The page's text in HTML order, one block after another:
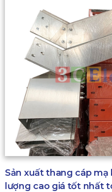
Sản xuất thang cáp
lượng cao giá tốt nhất